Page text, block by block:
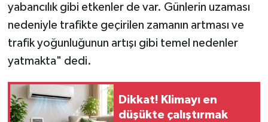
yabancılık gibi etkenler de var. Günlerin uzaması
nedeniyle trafikte geçirilen zamanın artması ve
trafik yoğunluğunun artışı gibi temel nedenler
yatmakta" dedi.
Dikkat! Klimayı en
düşükte çalıştırmak